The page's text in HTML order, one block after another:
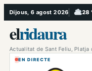
Vés
al
contingut
Dijous, 6 agost 2026 28
,
elridaura
Actualitat de Sant Feliu, Platja
EN DIRECTE